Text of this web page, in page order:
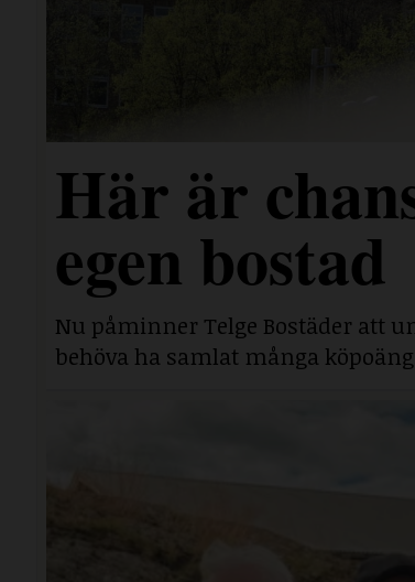
Här är
egen bostad
Nu påminner Telge Bostäder att
behöva ha samlat många